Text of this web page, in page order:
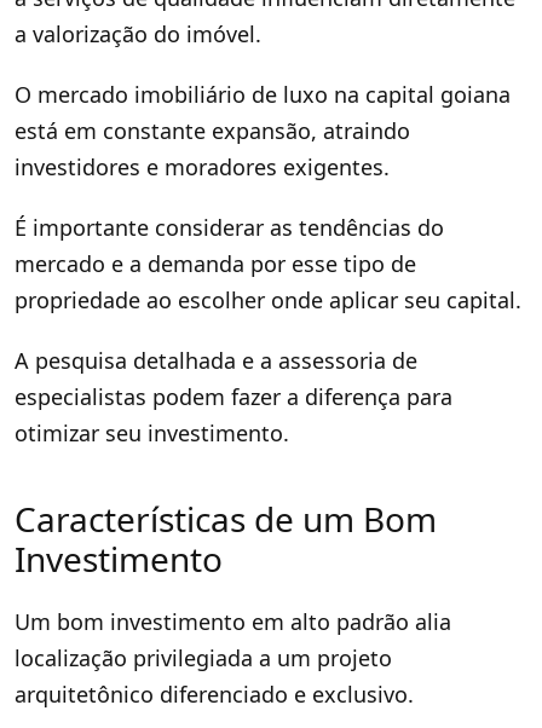
a valorização do imóvel.
O mercado imobiliário de luxo na capital goiana
está em constante expansão, atraindo
investidores e moradores exigentes.
É importante considerar as tendências do
mercado e a demanda por esse tipo de
propriedade ao escolher onde aplicar seu capital.
A pesquisa detalhada e a assessoria de
especialistas podem fazer a diferença para
otimizar seu investimento.
Características de um Bom
Investimento
Um bom investimento em alto padrão alia
localização privilegiada a um projeto
arquitetônico diferenciado e exclusivo.